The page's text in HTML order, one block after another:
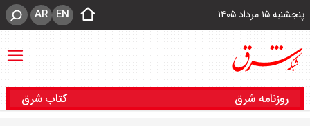
پنجشنبه ۱۵ مرداد ۱۴۰۵ EN
AR
روزنامه شرق کتاب شرق